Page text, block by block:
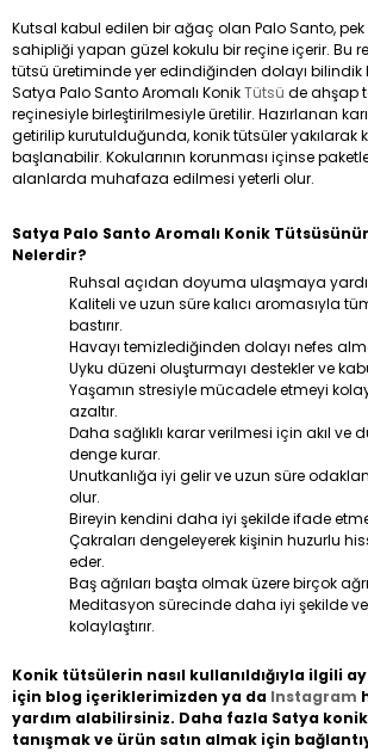
Kutsal kabul edilen bir ağaç olan Palo Santo,
sahipliği yapan güzel kokulu bir reçine içerir. Bu
tütsü üretiminde yer edindiğinden dolayı bilindik
Satya Palo Santo Aromalı KonikTütsü de ahşap
reçinesiyle birleştirilmesiyle üretilir. Hazırlanan
getirilip kurutulduğunda, konik tütsüler yakılarak
başlanabilir. Kokularının korunması içinse
alanlarda muhafaza edilmesi yeterli olur.
Satya Palo Santo Aromalı Konik
Nelerdir?
Ruhsal açıdan doyuma ulaşmaya
Kaliteli ve uzun süre kalıcı aromasıyla
bastırır.
Havayı temizlediğinden dolayı nefes
Uyku düzeni oluşturmayı destekler ve
Yaşamın stresiyle mücadele etmeyi
azaltır.
Daha sağlıklı karar verilmesi için akıl ve
denge kurar.
Unutkanlığa iyi gelir ve uzun süre
olur.
Bireyin kendini daha iyi şekilde ifade
Çakraları dengeleyerek kişinin huzurlu
eder.
Baş ağrıları başta olmak üzere birçok
Meditasyon sürecinde daha iyi şekilde
kolaylaştırır.
Konik tütsülerin nasıl kullanıldığıyla ilgili
için blog içeriklerimizden ya da Instagram
yardım alabilirsiniz. Daha fazla Satya
tanışmak ve ürün satın almak için